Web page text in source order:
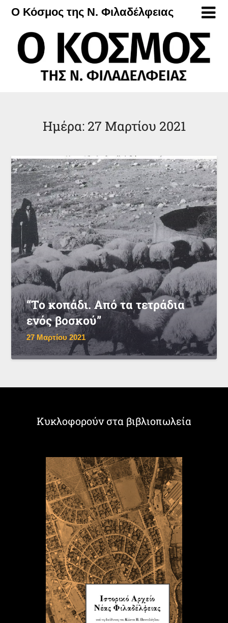
Μετάβαση
περιεχόμενο
Ο Κόσμος της Ν. Φιλαδέλφειας
Ημέρα: 27 Μαρτίου 2021
“Το κοπάδι. Από τα τετράδια
ενός βοσκού”
27 Μαρτίου 2021
Κυκλοφορούν στα βιβλιοπωλεία